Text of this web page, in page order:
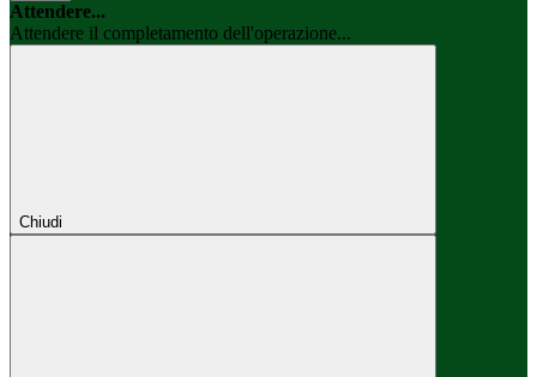
Attendere...
Attendere il completamento dell'operazione...
Chiudi